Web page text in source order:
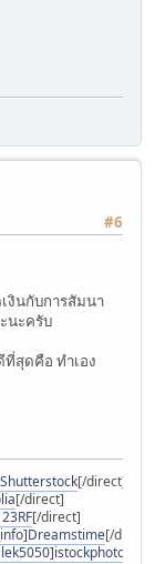
#6
งินกับการสัมนา
นะครับ
สุดคือ ทำเอง
[/direct]
[/direct]
[/direct]
[/direct]